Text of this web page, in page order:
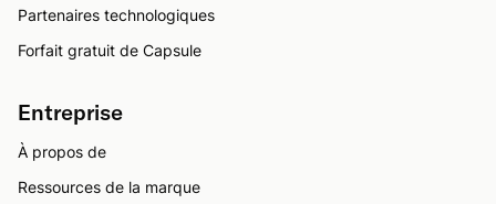
Partenaires technologiques
Forfait gratuit de Capsule
Entreprise
À propos de
Ressources de la marque